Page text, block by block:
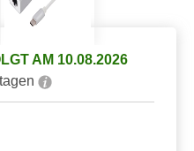
AM 10.08.2026